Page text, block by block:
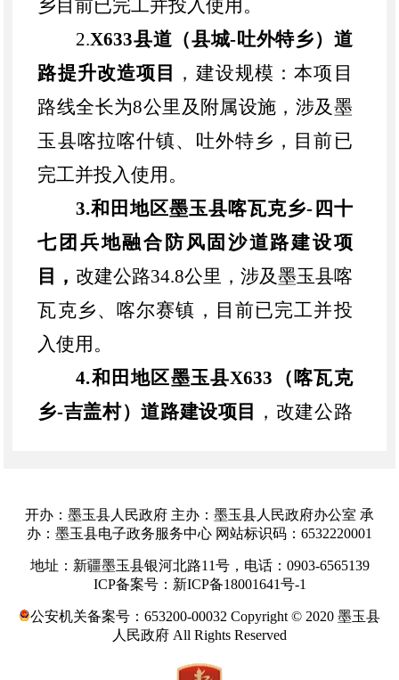
乡目前已完工并投入使用 。
2.X633县道（县城-吐外特乡）道
路提升改造项目
，建设规模：本项目
路线全长为8公里及附属设施，涉及墨
玉县喀拉喀什镇、吐外特乡，目前已
完工并投入使用。
3.和田地区墨玉县喀瓦克乡-四十
七团兵地融合防风固沙道路建设项
目， 改建公路34.8公里，涉及墨玉县喀
瓦克乡、喀尔赛镇，目前已完工并投
入使用。
4.和田地区墨玉县X633（喀瓦克
乡-吉盖村）道路建设项目
，改建公路
5.国道315线托胡拉乡段改扩建项
目，改建里程1.52公里，涉及墨玉县托
乎拉乡，目前已完工并投入使用。
6.和田地区墨玉县X636县道、
X641县道（芒来乡-拉里昆湿地）旅游
开办：墨玉县人民政府 主办：墨玉县人民政府办公室 承
办：墨玉县电子政务服务中心 网站标识码：6532220001
地址：新疆墨玉县银河北路11号，电话：0903-6565139
ICP备案号：新ICP备18001641号-1
公安机关备案号：653200-00032 Copyright © 2020 墨玉县
人民政府 All Rights Reserved